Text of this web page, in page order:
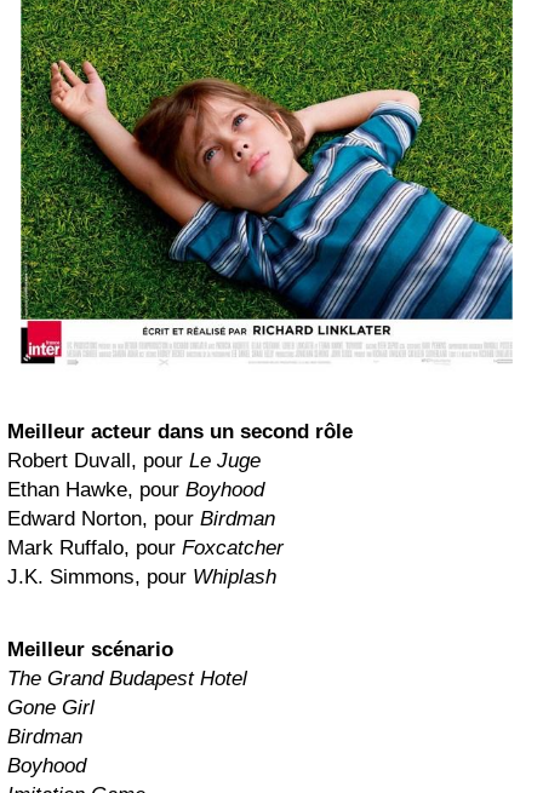
Meilleur acteur dans un second rôle
Robert Duvall, pour Le Juge
Ethan Hawke, pour Boyhood
Edward Norton, pour Birdman
Mark Ruffalo, pour Foxcatcher
J.K. Simmons, pour Whiplash
Meilleur scénario
The Grand Budapest Hotel
Gone Girl
Birdman
Boyhood